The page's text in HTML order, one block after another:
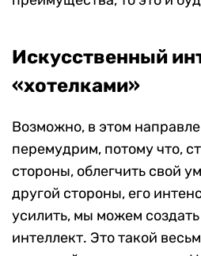
Искусственный
«хотелками»
Возможно, в этом
перемудрим, потому что,
стороны, облегчить свой
другой стороны, его
усилить, мы можем
интеллект. Это такой